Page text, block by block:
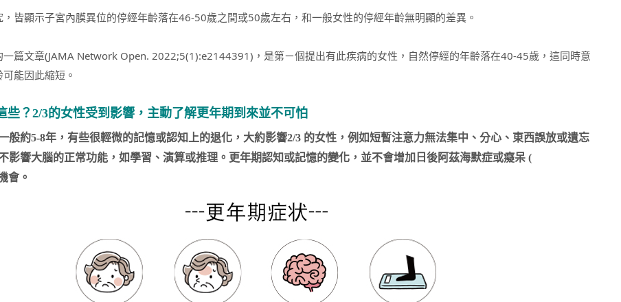
皆顯示子宮內膜異位的停經年齡落在46-50歲之間或50歲左右，和一般女性的停經年齡無明顯的差異。
篇文章(JAMA Network Open. 2022;5(1):e2144391)，是第ㄧ個提出有此疾病的女性，自然停經的年齡落在40-45歲，這同時意
能因此縮短。
些？2/3的女性受到影響，主動了解更年期到來並不可怕
般約5-8年，有些很輕微的記憶或認知上的退化，大約影響2/3 的女性，例如短暫注意力無法集中、分心、東西誤放或遺忘
影響大腦的正常功能，如學習、演算或推理。更年期認知或記憶的變化，並不會增加日後阿茲海默症或癡呆 (
會。